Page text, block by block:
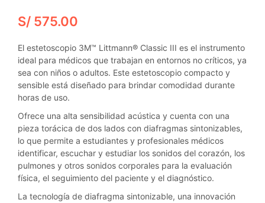
S/ 575.00
El estetoscopio 3M™ Littmann® Classic III es el instrumento
ideal para médicos que trabajan en entornos no críticos, ya
sea con niños o adultos. Este estetoscopio compacto y
sensible está diseñado para brindar comodidad durante
horas de uso.
Ofrece una alta sensibilidad acústica y cuenta con una
pieza torácica de dos lados con diafragmas sintonizables,
lo que permite a estudiantes y profesionales médicos
identificar, escuchar y estudiar los sonidos del corazón, los
pulmones y otros sonidos corporales para la evaluación
física, el seguimiento del paciente y el diagnóstico.
La tecnología de diafragma sintonizable, una innovación